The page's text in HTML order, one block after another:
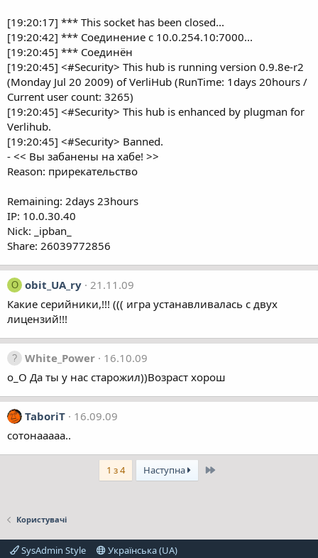
[19:20:17] *** This socket has been closed...
[19:20:42] *** Соединение с 10.0.254.10:7000...
[19:20:45] *** Соединён
[19:20:45] <#Security> This hub is running version 0.9.8e-r2
(Monday Jul 20 2009) of VerliHub (RunTime: 1days 20hours /
Current user count: 3265)
[19:20:45] <#Security> This hub is enhanced by plugman for
Verlihub.
[19:20:45] <#Security> Banned.
- << Вы забанены на хабе! >>
Reason: прирекательство
Remaining: 2days 23hours
IP: 10.0.30.40
Nick: _ipban_
Share: 26039772856
O obit_UA_ry 21.11.09
Какие серийники,!!! ((( игра устанавливалась с двух
лицензий!!!
White_Power
16.10.09
о_О Да ты у нас старожил))Возраст хорош
TaboriT
16.09.09
сотонааааа..
1 з 4 Наступна Останній
Користувачі
SysAdmin Style Українська (UA)